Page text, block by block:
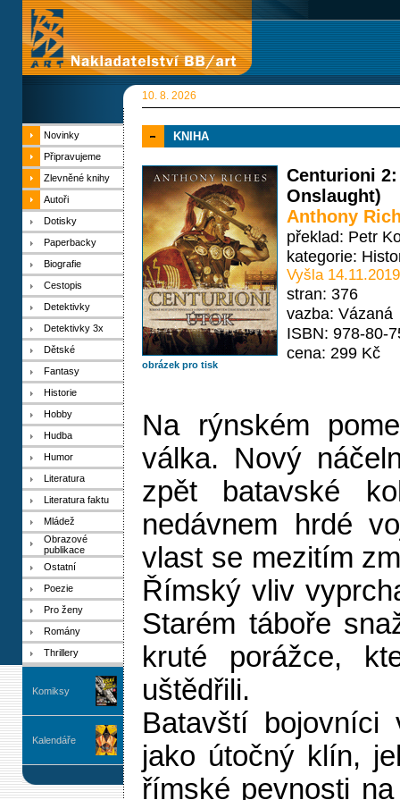
10. 8. 2026
Novinky
Připravujeme
Zlevněné knihy
Autoři
Dotisky
Paperbacky
Biografie
Cestopis
Detektivky
Detektivky 3x
Dětské
Fantasy
Historie
Hobby
Hudba
Humor
Literatura
Literatura faktu
Mládež
Obrazové
publikace
Ostatní
Poezie
Pro ženy
Romány
Thrillery
Komiksy
Kalendáře
KNIHA
obrázek pro tisk
Centurioni
Onslaught)
Anthony
překlad: Petr
kategorie:
Vyšla 14.11.2019
stran: 376
vazba: Vázaná
ISBN: 978-80-
cena: 299 Kč
Na rýnském
válka. Nový
zpět batavské
nedávnem hrdé
vlast se mezitím
Římský vliv
Starém táboře
kruté porážce,
uštědřili.
Batavští
jako útočný klín,
římské pevnosti